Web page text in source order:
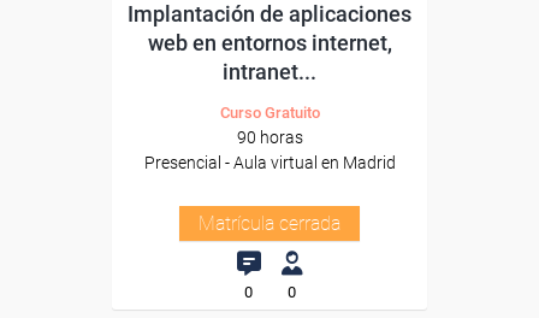
Implantación de aplicaciones
web en entornos internet,
intranet...
Curso Gratuito
90 horas
Presencial - Aula virtual en Madrid
Matrícula cerrada
0 0